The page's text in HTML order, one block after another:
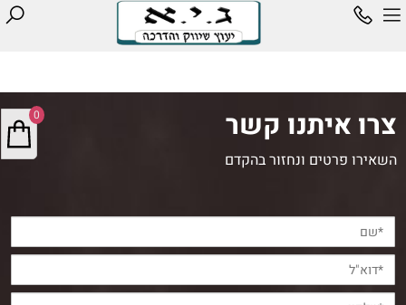
0 צרו איתנו קשר
השאירו פרטים ונחזור בהקדם